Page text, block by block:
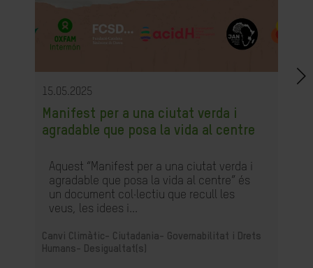
15.05.2025
Manifest per a una ciutat verda i
agradable que posa la vida al centre
Aquest “Manifest per a una ciutat verda i
agradable que posa la vida al centre” és
un document col·lectiu que recull les
veus, les idees i...
Canvi Climàtic-
Ciutadania- Governabilitat i Drets
Humans-
Desigualtat(s)